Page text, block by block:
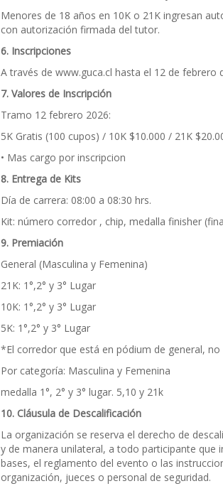
Menores de 18 años en 10K o 21K ingresan
con autorización firmada del tutor.
6. Inscripciones
A través de www.guca.cl hasta el 12 de febrero
7. Valores de Inscripción
Tramo 12 febrero 2026:
5K Gratis (100 cupos) / 10K $10.000 / 21K
• Mas cargo por inscripcion
8. Entrega de Kits
Día de carrera: 08:00 a 08:30 hrs.
Kit: número corredor , chip, medalla finisher
9. Premiación
General (Masculina y Femenina)
21K: 1°,2° y 3° Lugar
10K: 1°,2° y 3° Lugar
5K: 1°,2° y 3° Lugar
*El corredor que está en pódium de general,
Por categoría: Masculina y Femenina
medalla 1°, 2° y 3° lugar. 5,10 y 21k
10. Cláusula de Descalificación
La organización se reserva el derecho de
y de manera unilateral, a todo participante que
bases, el reglamento del evento o las
organización, jueces o personal de seguridad.